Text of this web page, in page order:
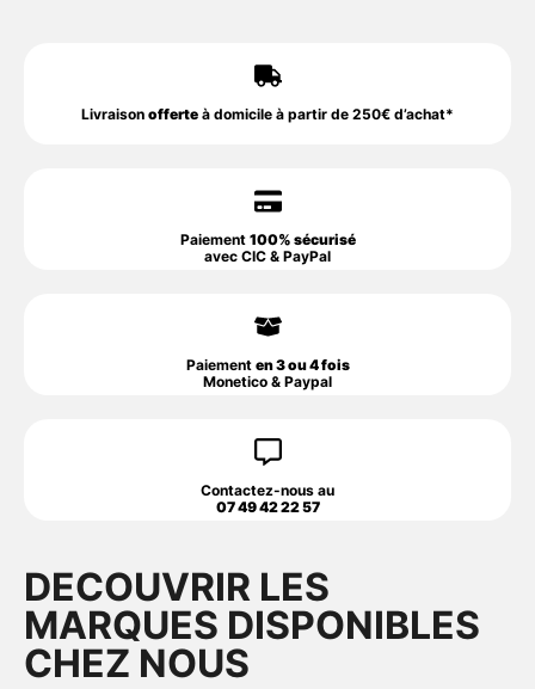
Livraison offerte à domicile à partir de 250€ d’achat*
Paiement 100% sécurisé
avec CIC & PayPal
Paiement en 3 ou 4 fois
Monetico & Paypal
Contactez-nous au
07 49 42 22 57
DECOUVRIR LES
MARQUES DISPONIBLES
CHEZ NOUS